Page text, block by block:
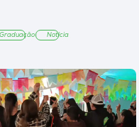
Graduação Notícia